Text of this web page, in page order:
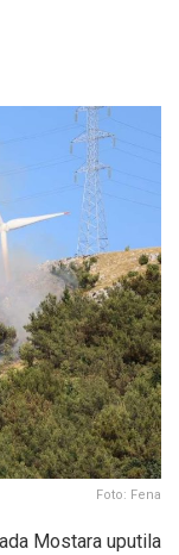
Foto: Fena
Mostara uputila